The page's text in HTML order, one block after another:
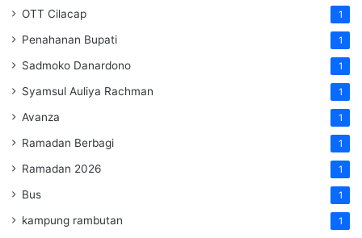
OTT Cilacap 1
Penahanan Bupati 1
Sadmoko Danardono 1
Syamsul Auliya Rachman 1
Avanza 1
Ramadan Berbagi 1
Ramadan 2026 1
Bus 1
kampung rambutan 1